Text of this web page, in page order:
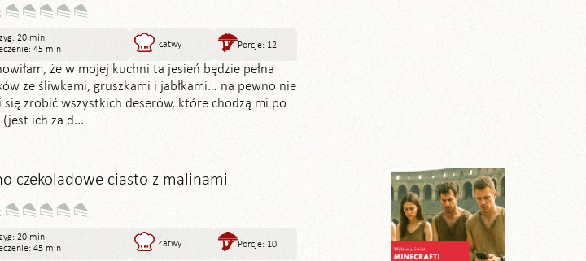
20 min
45 min
Łatwy Porcje: 12
że w mojej kuchni ta jesień będzie pełna
ze śliwkami, gruszkami i jabłkami… na pewno nie
się zrobić wszystkich deserów, które chodzą mi po
(jest ich za d...
czekoladowe ciasto z malinami
20 min
45 min
Łatwy Porcje: 10